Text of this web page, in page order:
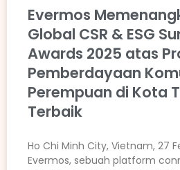
Evermos
Global CSR & ESG
Awards 2025 atas
Pemberdayaan
Perempuan di Kota
Terbaik
Ho Chi Minh City, Vietnam, 27
Evermos, sebuah platform